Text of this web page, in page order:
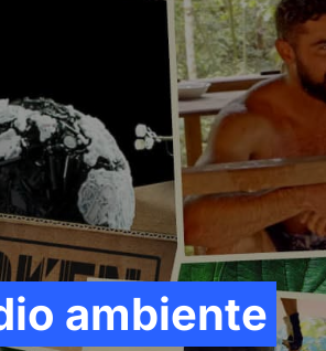
Reciba
ambiente